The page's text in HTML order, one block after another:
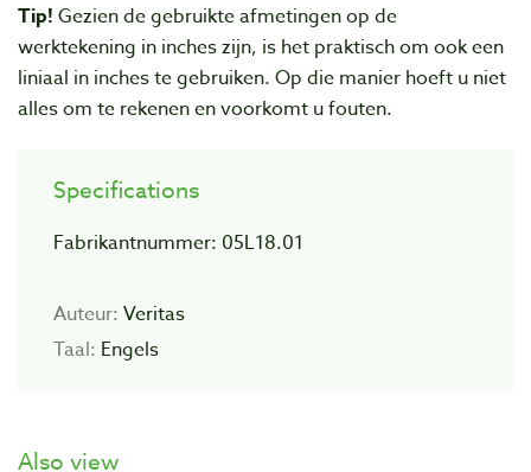
Tip! Gezien de gebruikte afmetingen op de
werktekening in inches zijn, is het praktisch om ook een
liniaal in inches te gebruiken. Op die manier hoeft u niet
alles om te rekenen en voorkomt u fouten.
Specifications
Fabrikantnummer: 05L18.01
Auteur: Veritas
Taal: Engels
Also view